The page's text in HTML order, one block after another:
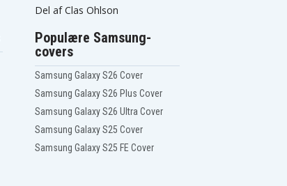
Del af Clas Ohlson
Populære Samsung-
covers
Samsung Galaxy S26 Cover
Samsung Galaxy S26 Plus Cover
Samsung Galaxy S26 Ultra Cover
Samsung Galaxy S25 Cover
Samsung Galaxy S25 FE Cover